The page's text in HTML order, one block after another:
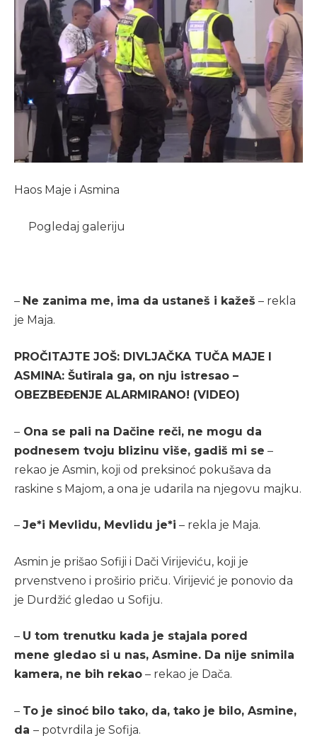
Haos Maje i Asmina
Pogledaj galeriju
– Ne zanima me, ima da ustaneš i kažeš – rekla
je Maja.
PROČITAJTE JOŠ: DIVLJAČKA TUČA MAJE I
ASMINA: Šutirala ga, on nju istresao –
OBEZBEĐENJE ALARMIRANO! (VIDEO)
– Ona se pali na Dačine reči, ne mogu da
podnesem tvoju blizinu više, gadiš mi se –
rekao je Asmin, koji od preksinoć pokušava da
raskine s Majom, a ona je udarila na njegovu majku.
– Je*i Mevlidu, Mevlidu je*i – rekla je Maja.
Asmin je prišao Sofiji i Dači Virijeviću, koji je
prvenstveno i proširio priču. Virijević je ponovio da
je Durdžić gledao u Sofiju.
– U tom trenutku kada je stajala pored
mene gledao si u nas, Asmine. Da nije snimila
kamera, ne bih rekao – rekao je Dača.
– To je sinoć bilo tako, da, tako je bilo, Asmine,
da – potvrdila je Sofija.